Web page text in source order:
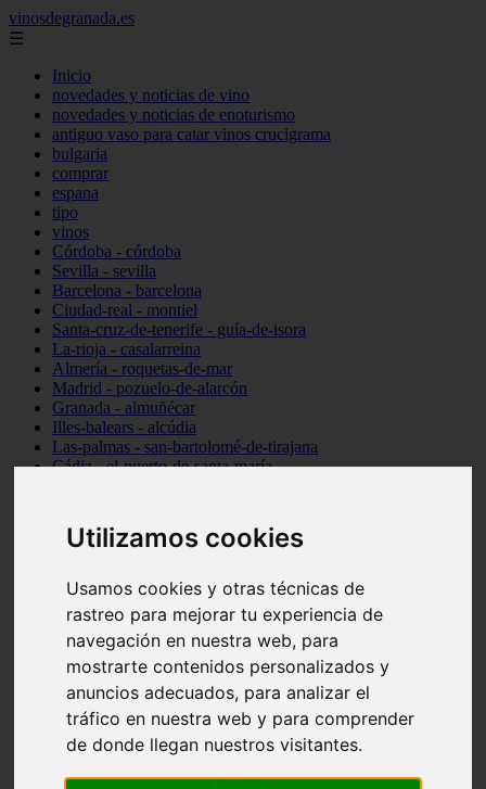
Utilizamos cookies
Usamos cookies y otras técnicas de
rastreo para mejorar tu experiencia de
navegación en nuestra web, para
mostrarte contenidos personalizados y
anuncios adecuados, para analizar el
tráfico en nuestra web y para comprender
de donde llegan nuestros visitantes.
vinosdegranada.es
☰
Inicio
novedades y noticias de vino
novedades y noticias de enoturismo
antiguo vaso para catar vinos crucigrama
bulgaria
comprar
espana
tipo
vinos
Córdoba - córdoba
Sevilla - sevilla
Barcelona - barcelona
Ciudad-real - montiel
Santa-cruz-de-tenerife - guía-de-isora
La-rioja - casalarreina
Almería - roquetas-de-mar
Madrid - pozuelo-de-alarcón
Granada - almuñécar
Illes-balears - alcúdia
Las-palmas - san-bartolomé-de-tirajana
Cádiz - el-puerto-de-santa-maría
Santa-cruz-de-tenerife - los-llanos-de-aridane
Cantabria - suances
Granada - monachil
Huesca - isábena
Huesca - alquézar
Huesca - castejón-de-sos
Sevilla - marinaleda
Córdoba - almedinilla
Navarra - zangoza
Cantabria - arenas-de-iguña
Barcelona - la-pobla-de-lillet